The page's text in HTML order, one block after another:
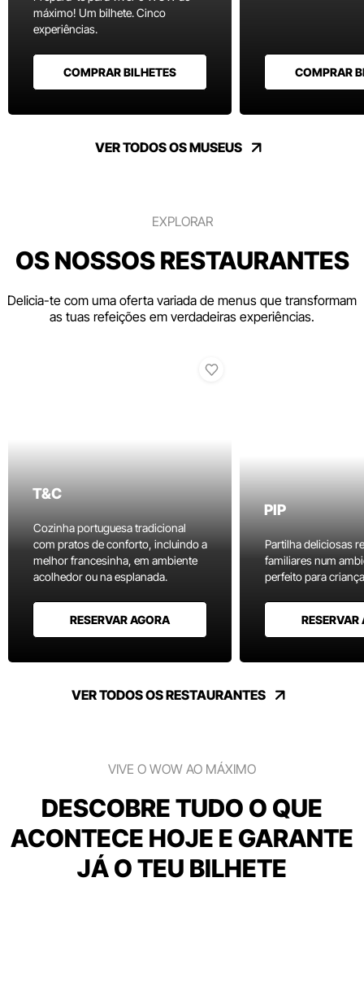
máximo! Um bilhete. Cinco
experiências.
COMPRAR BILHETES COMPRAR
VER TODOS OS MUSEUS
EXPLORAR
OS NOSSOS RESTAURANTES
Delicia-te com uma oferta variada de menus que transformam
as tuas refeições em verdadeiras experiências.
T&C
Cozinha portuguesa tradicional
com pratos de conforto, incluindo a
melhor francesinha, em ambiente
acolhedor ou na esplanada.
RESERVAR AGORA
PIP
Partilha deliciosas
familiares num
perfeito para
RESERVAR
VER TODOS OS RESTAURANTES
VIVE O WOW AO MÁXIMO
DESCOBRE TUDO O QUE
ACONTECE HOJE E GARANTE
JÁ O TEU BILHETE